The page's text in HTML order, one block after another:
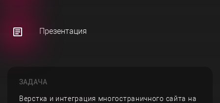
Презентация
ЗАДАЧА
Верстка и интеграция многостраничного сайта на